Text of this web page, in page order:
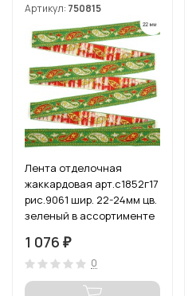
Артикул: 750815
Лента отделочная
жаккардовая арт.с1852г17
рис.9061 шир. 22-24мм цв.
зеленый в ассортименте
1 076 ₽
0